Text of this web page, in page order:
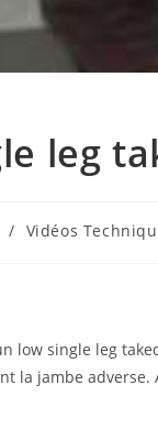
leg
/ Vidéos
low single leg
la jambe